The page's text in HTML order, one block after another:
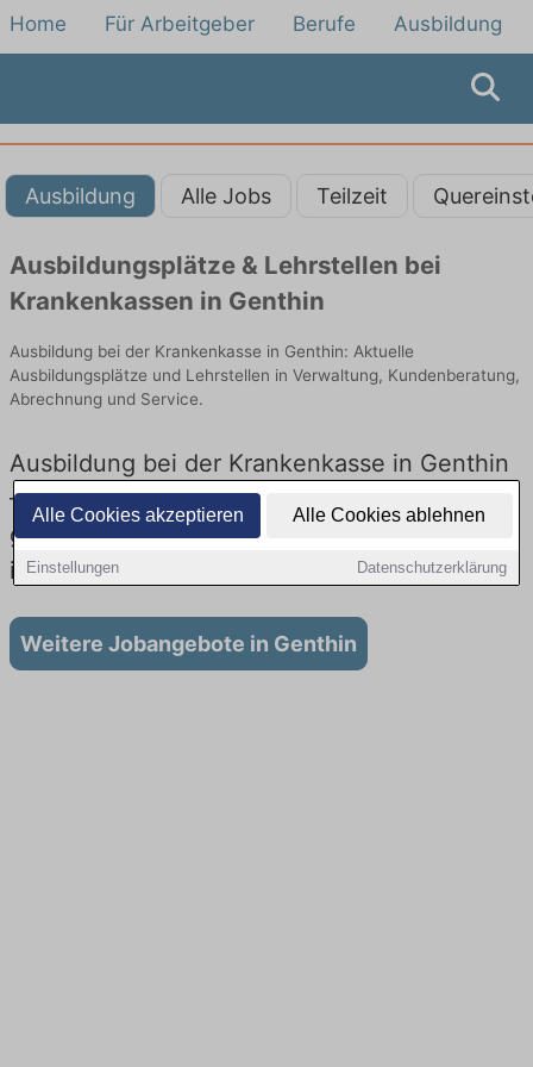
Alle Cookies akzeptieren Alle Cookies ablehnen
Einstellungen Datenschutzerklärung
Home Für Arbeitgeber Berufe Ausbildung
Ausbildung Alle Jobs Teilzeit
Ausbildungsplätze & Lehrstellen bei
Krankenkassen in Genthin
Ausbildung bei der Krankenkasse in Genthin: Aktuelle
Ausbildungsplätze und Lehrstellen in Verwaltung, Kundenberatung,
Abrechnung und Service.
Ausbildung bei der Krankenkasse in Genthin
– Ausbildungsplätze und Lehrstellen: Aktuell
gibt es keine Stellenangebote für Ausbildung
in Genthin
Weitere Jobangebote in Genthin